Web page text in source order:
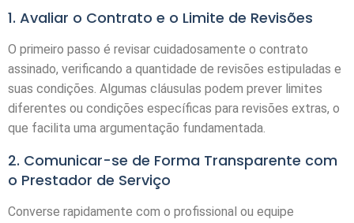
1. Avaliar o Contrato e o Limite de Revisões
O primeiro passo é revisar cuidadosamente o contrato
assinado, verificando a quantidade de revisões estipuladas e
suas condições. Algumas cláusulas podem prever limites
diferentes ou condições específicas para revisões extras, o
que facilita uma argumentação fundamentada.
2. Comunicar-se de Forma Transparente com
o Prestador de Serviço
Converse rapidamente com o profissional ou equipe